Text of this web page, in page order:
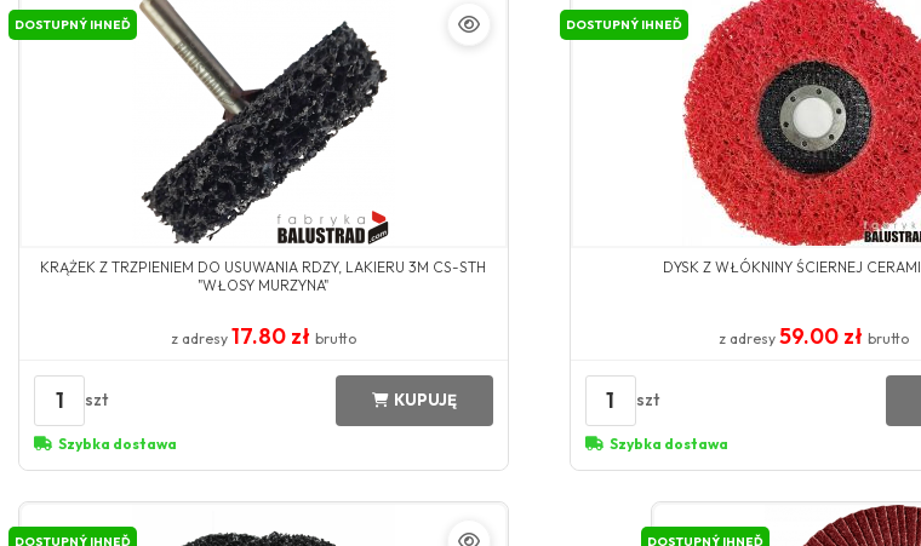
DOSTUPNÝ IHNEĎ
KRĄŻEK Z TRZPIENIEM DO USUWANIA RDZY, LAKIERU 3M CS-STH
"WŁOSY MURZYNA"
z adresy 17.80 zł brutto
1 szt KUPUJĘ
Szybka dostawa
DOSTUPNÝ IHNEĎ
DYSK Z WŁÓKNINY ŚCIERNEJ
z adresy59.00 złbrutto
1 szt
Szybka dostawa
DOSTUPNÝ IHNEĎ DOSTUPNÝ IHNEĎ